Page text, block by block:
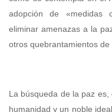
adopción de «medidas
eliminar amenazas a la
otros quebrantamientos de
La búsqueda de la paz
humanidad y un noble